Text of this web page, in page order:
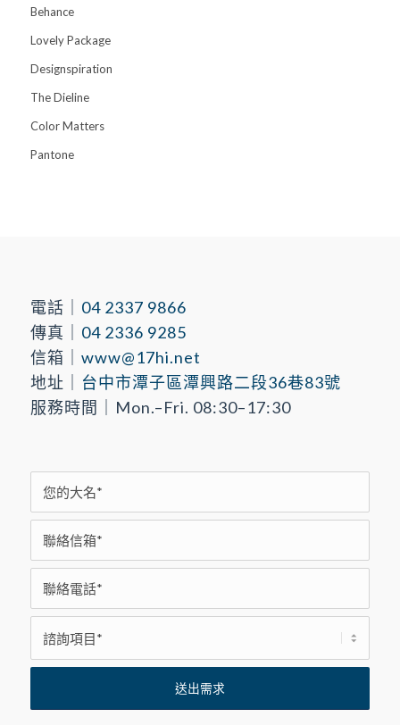
Behance
Lovely Package
Designspiration
The Dieline
Color Matters
Pantone
電話｜ 04 2337 9866
傳真｜ 04 2336 9285
信箱｜ www@17hi.net
地址｜
台中市潭子區潭興路二段36巷83號
服務時間｜Mon.–Fri. 08:30–17:30